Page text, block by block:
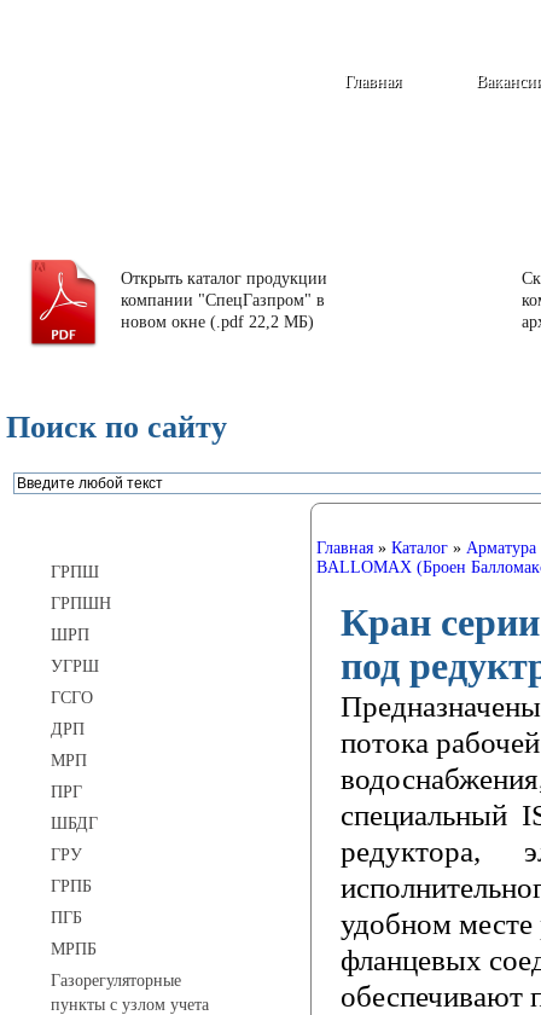
Главная
Открыть каталог продукции
компании "СпецГазпром" в
новом окне (.pdf 22,2 МБ)
Поиск по сайту
ГРПШ
ГРПШН
ШРП
УГРШ
ГСГО
ДРП
МРП
ПРГ
ШБДГ
ГРУ
ГРПБ
ПГБ
МРПБ
Газорегуляторные
пункты с узлом учета
Главная » Каталог » Арматура
BALLOMAX (Броен
Кран
под
потока
специальный
редуктора,
удобном месте
фланцевых
обеспечивают